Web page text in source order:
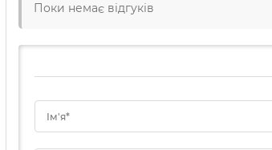
Поки немає відгуків
Ім'я*